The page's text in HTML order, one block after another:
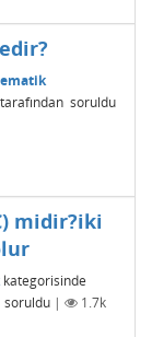
tarafından soruldu
midir?iki
kategorisinde
soruldu |
1.7k